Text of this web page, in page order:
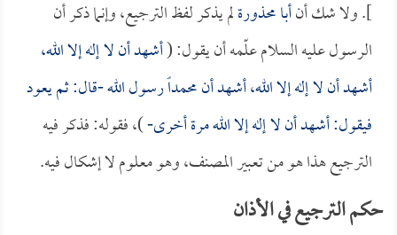
]. ولا شك أنأبا محذورةلم يذكر لفظ الترجيع، وإنما ذكر أن
الرسول عليه السلام علّمه أن يقول: (أشهد أن لا إله إلا الله،
أشهد أن لا إله إلا الله، أشهد أن محمداً رسول الله -قال: ثم يعود
فيقول: أشهد أن لا إله إلا الله مرة أخرى-)، فقوله: فذكر فيه
الترجيع هذا هو من تعبير المصنف، وهو معلوم لا إشكال فيه.
حكم الترجيع في الأذان